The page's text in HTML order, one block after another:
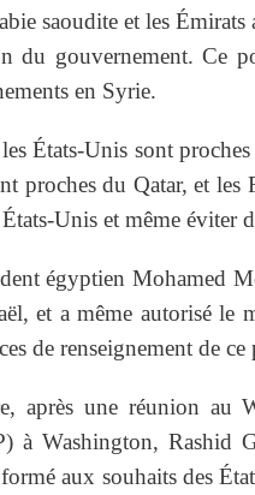
saoudite et les
du gouvernement. Ce
en Syrie.
États-Unis sont
proches du Qatar, et
Unis et même éviter
égyptien Mohamed
et a même autorisé le
de renseignement de ce
après une réunion au
à Washington, Rashid
aux souhaits des